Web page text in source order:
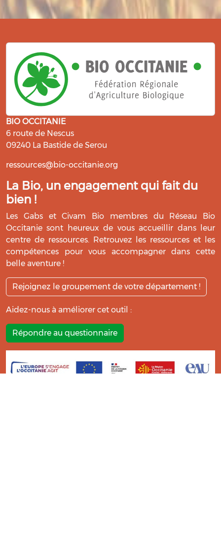
BIO OCCITANIE
6 route de Nescus
09240 La Bastide de Serou
ressources@bio-occitanie.org
La Bio, un engagement qui fait du
bien !
Les Gabs et Civam Bio membres du Réseau Bio
Occitanie sont heureux de vous accueillir dans leur
centre de ressources. Retrouvez les ressources et les
compétences pour vous accompagner dans cette
belle aventure !
Rejoignez le groupement de votre département !
Aidez-nous à améliorer cet outil :
Répondre au questionnaire